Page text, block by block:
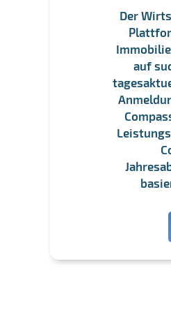
Der
auf